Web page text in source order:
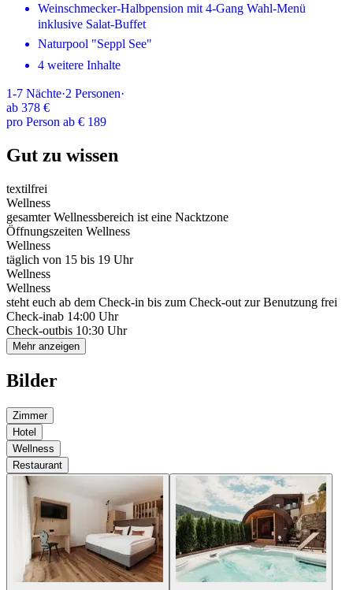
Weinschmecker-Halbpension mit 4-Gang Wahl-Menü
inklusive Salat-Buffet
Naturpool "Seppl See"
4 weitere Inhalte
1-7 Nächte·2 Personen·
ab 378 €
pro Person ab € 189
Gut zu wissen
textilfrei
Wellness
gesamter Wellnessbereich ist eine Nacktzone
Öffnungszeiten Wellness
Wellness
täglich von 15 bis 19 Uhr
Wellness
Wellness
steht euch ab dem Check-in bis zum Check-out zur Benutzung frei
Check-inab 14:00 Uhr
Check-outbis 10:30 Uhr
Mehr anzeigen
Bilder
Zimmer
Hotel
Wellness
Restaurant